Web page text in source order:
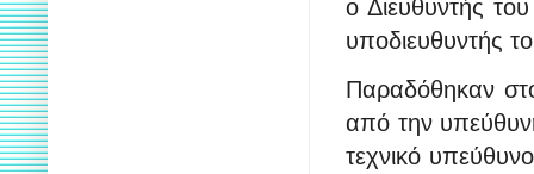
ο Διευθυντής
υποδιευθυντής
Παραδόθηκαν
από την
τεχνικό